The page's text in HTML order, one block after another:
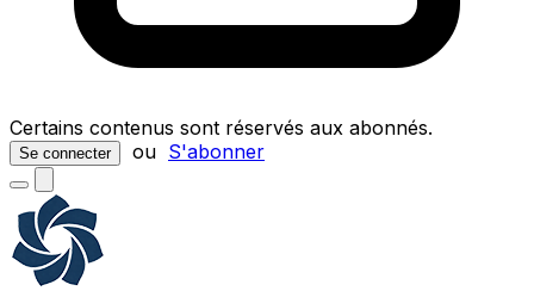
Certains contenus sont réservés aux abonnés.
Se connecter ou S'abonner